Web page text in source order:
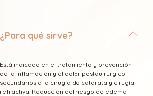
¿Para qué sirve?
Está indicado en el tratamiento y prevención
de la inflamación y el dolor postquirúrgico
secundarios a la cirugía de catarata y cirugía
refractiva. Reducción del riesgo de edema